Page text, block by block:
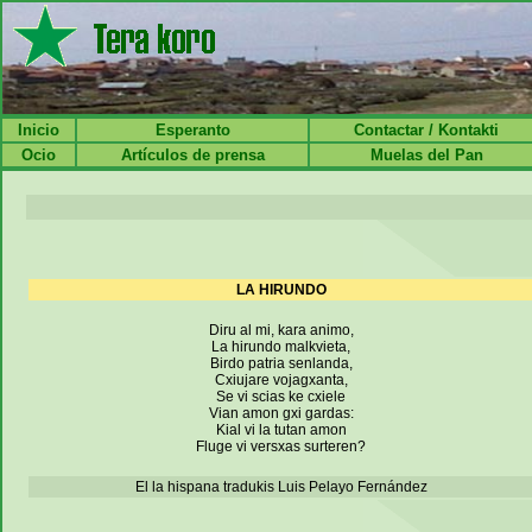
Inicio Esperanto
Contactar / Kontakti
Ocio
Artículos de prensa Muelas del Pan
LA HIRUNDO
Diru al mi, kara animo,
La hirundo malkvieta,
Birdo patria senlanda,
Cxiujare vojagxanta,
Se vi scias ke cxiele
Vian amon gxi gardas:
Kial vi la tutan amon
Fluge vi versxas surteren?
El la hispana tradukis Luis Pelayo Fernández